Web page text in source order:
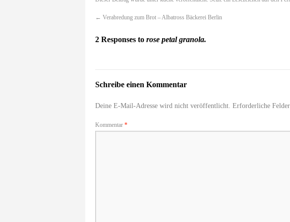
← Verabredung zum Brot – Albatross Bäckerei Berlin
2 Responses to rose petal granola.
Schreibe einen Kommentar
Deine E-Mail-Adresse wird nicht veröffentlicht. Erforderliche
Kommentar *